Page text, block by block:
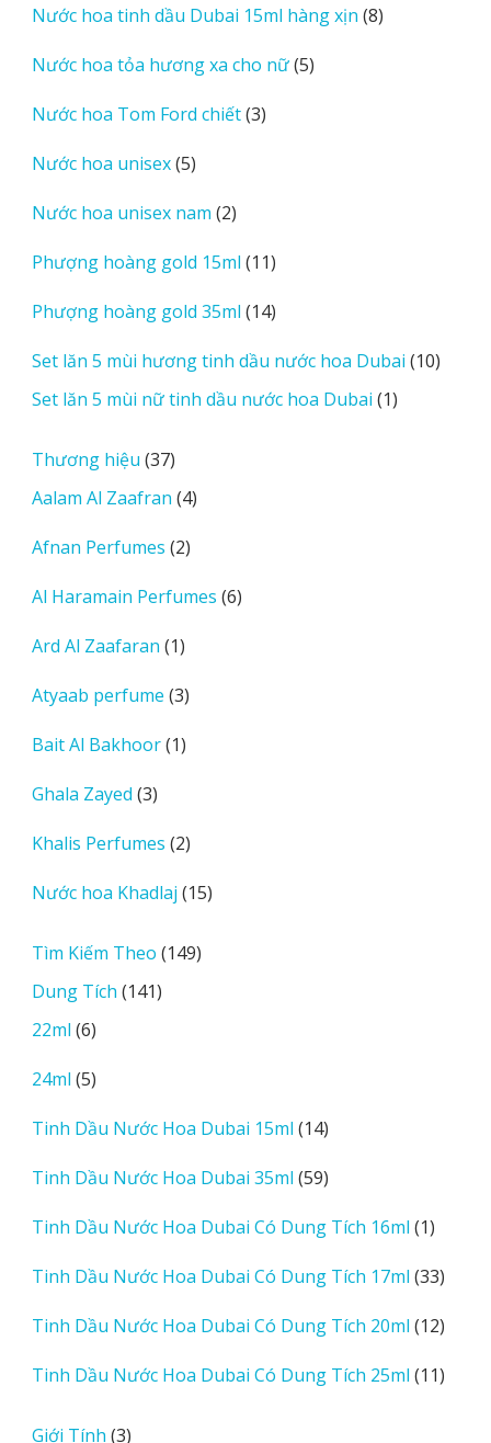
phẩm
Nước hoa tinh dầu Dubai 15ml hàng xịn 88
Nước hoa tỏa hương xa cho nữ 55
Nước hoa Tom Ford chiết 33
Nước hoa unisex 55
phẩm
Nước hoa unisex nam 22
phẩm
Phượng hoàng gold 15ml 1111
phẩm
Phượng hoàng gold 35ml 1414
phẩm
Set lăn 5 mùi hương tinh dầu nước hoa Dubai 1010
Set lăn 5 mùi nữ tinh dầu nước hoa Dubai 11
Thương hiệu 3737
sản
phẩm
Aalam Al Zaafran 44
Afnan Perfumes 22
phẩm
Al Haramain Perfumes 66
Ard Al Zaafaran 11
phẩm
Atyaab perfume 33
phẩm
Bait Al Bakhoor 11
Ghala Zayed 33
phẩm
Khalis Perfumes 22
phẩm
Nước hoa Khadlaj 1515
Tìm Kiếm Theo 149149
Dung Tích 141141
22ml 66
phẩm
24ml 55
phẩm
Tinh Dầu Nước Hoa Dubai 15ml 1414
phẩm
Tinh Dầu Nước Hoa Dubai 35ml 5959
phẩm
Tinh Dầu Nước Hoa Dubai Có Dung Tích 16ml 11
phẩm
Tinh Dầu Nước Hoa Dubai Có Dung Tích 17ml 3333
phẩm
Tinh Dầu Nước Hoa Dubai Có Dung Tích 20ml 1212
phẩm
Tinh Dầu Nước Hoa Dubai Có Dung Tích 25ml 1111
Giới Tính 33